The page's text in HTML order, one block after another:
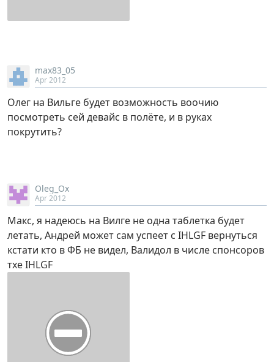
max83_05
Apr 2012
Олег на Вильге будет возможность воочию
посмотреть сей девайс в полёте, и в руках
покрутить?
Oleg_Ox
Apr 2012
Макс, я надеюсь на Вилге не одна таблетка будет
летать, Андрей может сам успеет с IHLGF вернуться
кстати кто в ФБ не видел, Валидол в числе спонсоров
тхе IHLGF